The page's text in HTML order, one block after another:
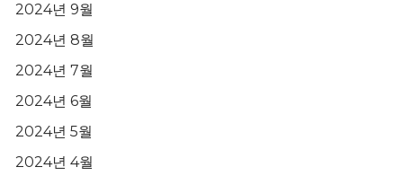
2024년 9월
2024년 8월
2024년 7월
2024년 6월
2024년 5월
2024년 4월